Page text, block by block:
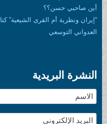
أين صاحبي حسن؟؟
“إيران ونظرية أم القرى الشيعية”
العدواني التوسعي
النشرة البريدية